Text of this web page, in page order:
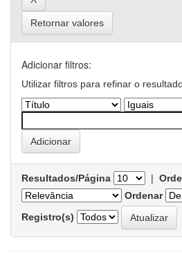
Retornar valores
Adicionar filtros:
Utilizar filtros para refinar o
Resultados/Página |
Ordenar
Registro(s)